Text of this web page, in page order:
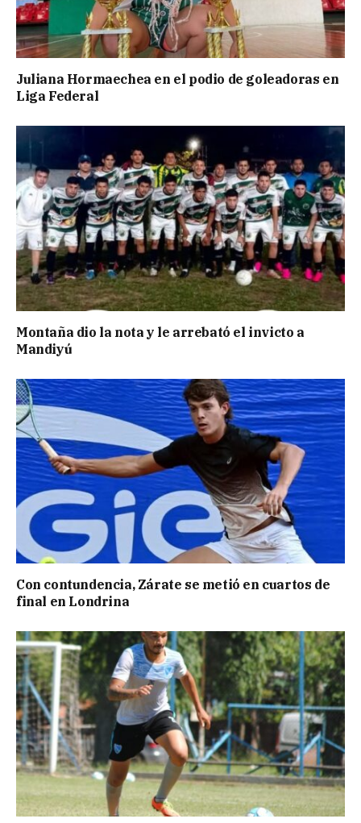
Juliana Hormaechea en el podio de goleadoras en
Liga Federal
Montaña dio la nota y le arrebató el invicto a
Mandiyú
Con contundencia, Zárate se metió en cuartos de
final en Londrina